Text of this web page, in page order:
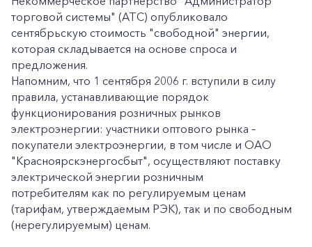
торговой системы" (АТС) опубликовало
сентябрьскую стоимость "свободной" энергии,
которая складывается на основе спроса и
предложения.
Напомним, что 1 сентября 2006 г. вступили в силу
правила, устанавливающие порядок
функционирования розничных рынков
электроэнергии: участники оптового рынка –
покупатели электроэнергии, в том числе и ОАО
"Красноярскэнергосбыт", осуществляют поставку
электрической энергии розничным
потребителям как по регулируемым ценам
(тарифам, утверждаемым РЭК), так и по свободным
(нерегулируемым) ценам.